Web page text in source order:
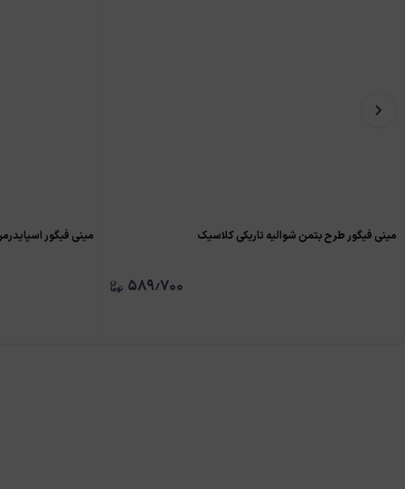
مینی فیگور طرح بتمن شوالیه تاریکی کلاسیک
۵۸۹٫۷۰۰
مینی فیگور ★